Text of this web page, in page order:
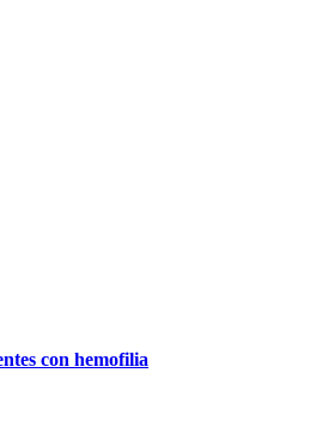
con hemofilia